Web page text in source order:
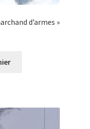
d’armes »